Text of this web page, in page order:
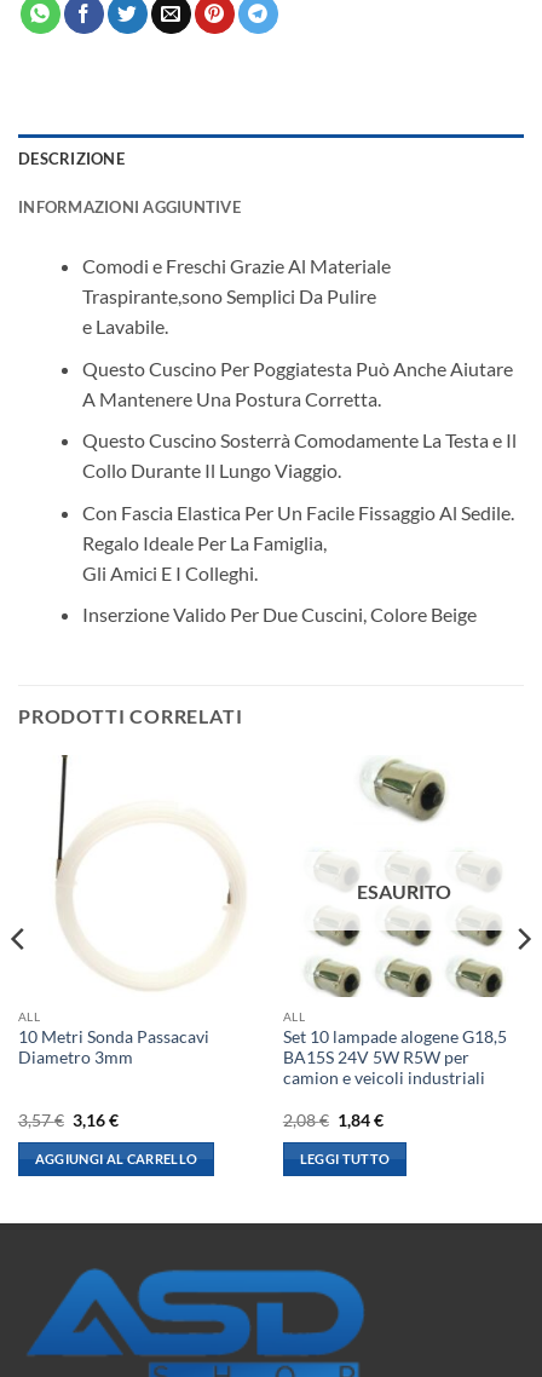
DESCRIZIONE
INFORMAZIONI AGGIUNTIVE
Comodi e Freschi Grazie Al Materiale
Traspirante,sono Semplici Da Pulire
e Lavabile.
Questo Cuscino Per Poggiatesta Può Anche Aiutare
A Mantenere Una Postura Corretta.
Questo Cuscino Sosterrà Comodamente La Testa e Il
Collo Durante Il Lungo Viaggio.
Con Fascia Elastica Per Un Facile Fissaggio Al Sedile.
Regalo Ideale Per La Famiglia,
Gli Amici E I Colleghi.
Inserzione Valido Per Due Cuscini, Colore Beige
PRODOTTI CORRELATI
ALL
10 Metri Sonda Passacavi
Diametro 3mm
3,57€ Il
prezzo
originale
era:
3,57 €.
3,16€Il
attuale
è:
3,16 €.
AGGIUNGI AL CARRELLO
ESAURITO
ALL
Set 10 lampade alogene G18,5
BA15S 24V 5W R5W per
camion e veicoli industriali
2,08€ Il
prezzo
originale
era:
2,08 €.
1,84€Il
attuale
è:
1,84 €.
LEGGI TUTTO